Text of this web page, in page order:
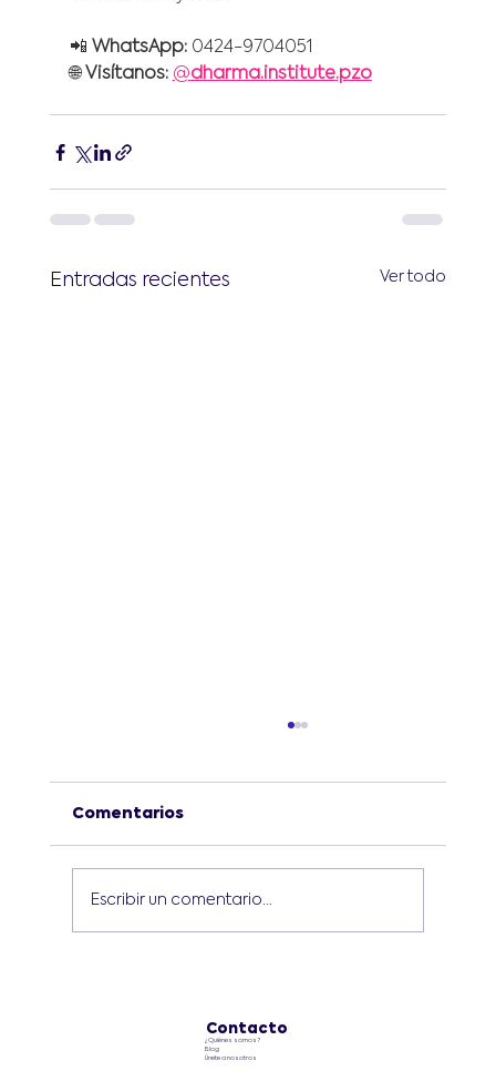
📲 WhatsApp: 0424-9704051
🌐 Visítanos: @dharma.institute.pzo
Entradas recientes Ver todo
para aprender robótica en
Venezuela?
Comentarios
Escribir un comentario...
Contacto
¿Quiénes somos?
Blog
Únete a nosotros